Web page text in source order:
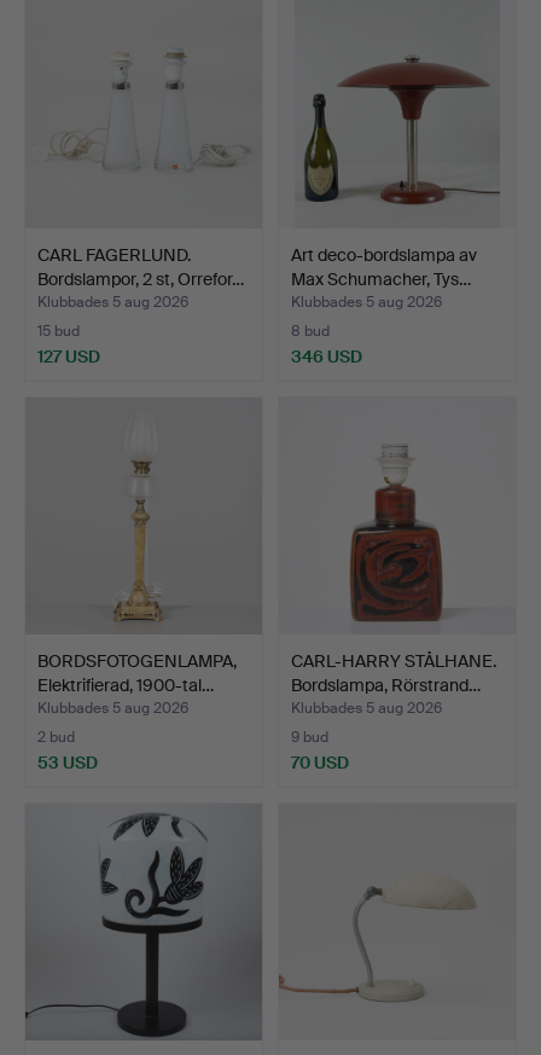
CARL FAGERLUND.
Bordslampor, 2 st, Orrefor…
Klubbades 5 aug 2026
15 bud
127 USD
Art deco-bordslampa av
Max Schumacher, Tys…
Klubbades 5 aug 2026
8 bud
346 USD
BORDSFOTOGENLAMPA,
Elektrifierad, 1900-tal…
Klubbades 5 aug 2026
2 bud
53 USD
CARL-HARRY STÅLHANE.
Bordslampa, Rörstrand…
Klubbades 5 aug 2026
9 bud
70 USD